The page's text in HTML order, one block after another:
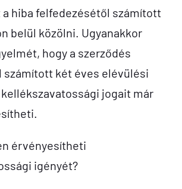
hiba felfedezésétől számított
belül közölni. Ugyanakkor
hogy a szerződés
két éves elévülési
jogait már
érvényesítheti
igényét?